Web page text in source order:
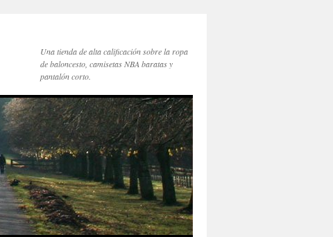
Una tienda de alta calificación sobre la ropa
de baloncesto, camisetas NBA baratas y
pantalón corto.